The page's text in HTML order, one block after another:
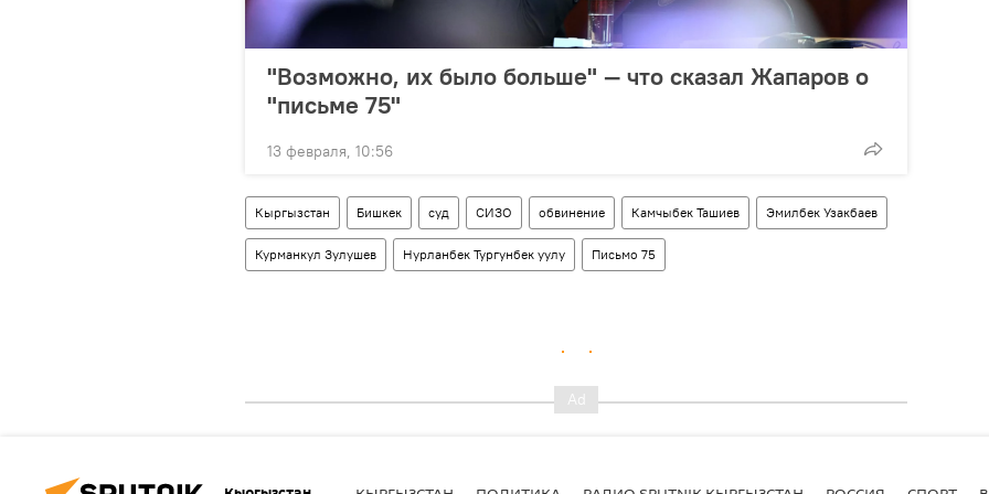
"Возможно, их было больше" — что сказал Жапаров о
"письме 75"
13 февраля, 10:56
Кыргызстан Бишкек суд СИЗО обвинение Камчыбек Ташиев Эмилбек Узакбаев
Курманкул Зулушев Нурланбек Тургунбек уулу Письмо 75